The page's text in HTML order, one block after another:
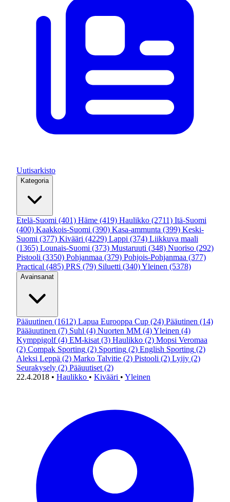
Uutisarkisto
Kategoria
Etelä-Suomi (401) Häme (419) Haulikko (2711) Itä-Suomi
(400) Kaakkois-Suomi (390) Kasa-ammunta (399) Keski-
Suomi (377) Kivääri (4229) Lappi (374) Liikkuva maali
(1365) Lounais-Suomi (373) Mustaruuti (348) Nuoriso (292)
Pistooli (3350) Pohjanmaa (379) Pohjois-Pohjanmaa (377)
Practical (485) PRS (79) Siluetti (340)Yleinen (5378)
Avainsanat
Pääuutinen (1612) Lapua Eurooppa Cup (24) Pääutinen (14)
Päääuutinen (7) Suhl (4) Nuorten MM (4)Yleinen (4)
Kymppigolf (4) EM-kisat (3) Haulikko (2) Mopsi Veromaa
(2) Compak Sporting (2) Sporting (2) English Sporting (2)
Aleksi Leppä (2) Marko Talvitie (2) Pistooli (2) Lyijy (2)
Seurakysely (2) Pääuutiset (2)
22.4.2018 • Haulikko • Kivääri • Yleinen